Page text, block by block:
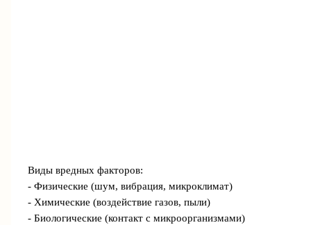
Виды вредных факторов:
- Физические (шум, вибрация, микроклимат)
- Химические (воздействие газов, пыли)
- Биологические (контакт с микроорганизмами)